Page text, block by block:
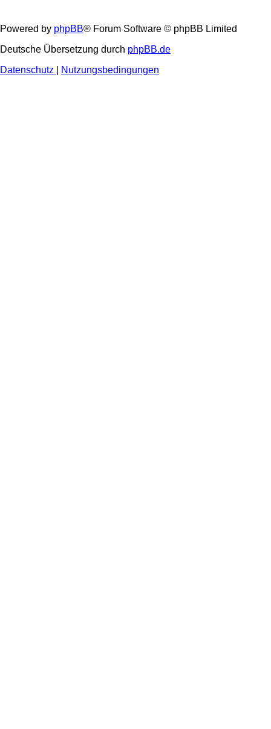
Powered by phpBB® Forum Software © phpBB Limited
Deutsche Übersetzung durch phpBB.de
Datenschutz
Nutzungsbedingungen